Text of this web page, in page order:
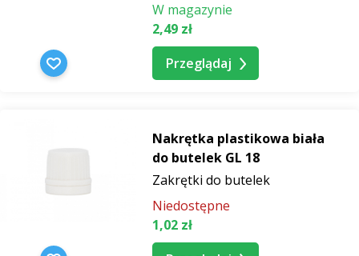
W magazynie
2,49 zł
Przeglądaj
Nakrętka plastikowa biała
do butelek GL 18
Zakrętki do butelek
Niedostępne
1,02 zł